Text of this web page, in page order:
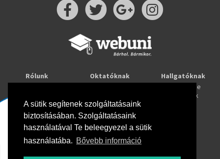
A sütik segítenek szolgáltatásaink
biztosításában. Szolgáltatásaink
használatával Te beleegyezel a sütik
használatába. Bővebb információ
Rólunk
Oktatóknak
Webuni Stúdió
Hallgatóknak
Tanulj online
Képzések
Info
Adatkezelési tájékoztató
ÁSZF
Hirlevél adatkezelési tájékoztató
GYIK